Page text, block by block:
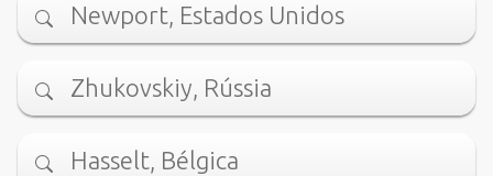
Newport, Estados Unidos
Zhukovskiy, Rússia
Hasselt, Bélgica